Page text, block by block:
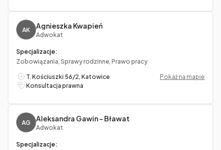
AK Agnieszka Kwapień
Adwokat
Specjalizacje:
Zobowiązania, Sprawy rodzinne, Prawo pracy
T. Kościuszki 56/2, Katowice
Pokaż na mapie
Konsultacja prawna
AG Aleksandra Gawin – Bławat
Adwokat
Specjalizacje: